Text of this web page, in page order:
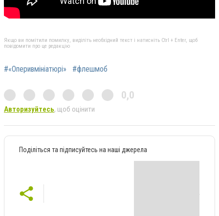
Якщо ви помітили помилку, виділіть необхідний текст і натисніть Ctrl + Enter, щоб
повідомити про це редакцію
#«Оперивмініатюрі» #флешмоб
0,0
Авторизуйтесь, щоб оцінити
Поділіться та підписуйтесь на наші джерела